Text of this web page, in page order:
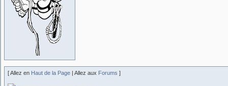
[ Allez en Haut de la Page | Allez aux Forums ]